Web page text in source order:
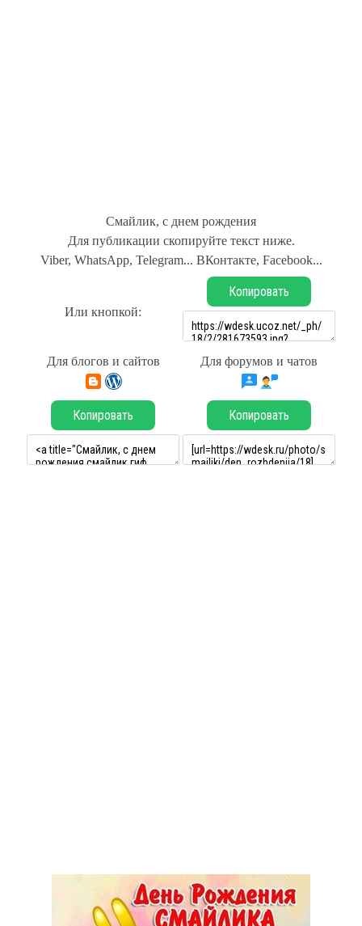
Смайлик, с днем рождения
Для публикации скопируйте текст ниже.
Viber, WhatsApp, Telegram... ВКонтакте, Facebook...
Или кнопкой:
Копировать
Для блогов и сайтов Для форумов и чатов
Копировать Копировать